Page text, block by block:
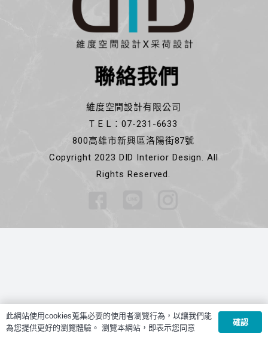
聯絡我們
維度空間設計有限公司
T E L：07-231-6633
800高雄市新興區洛陽街87號
Copyright 2023 DID Interior Design. All
Rights Reserved.
此網站使用cookies蒐集必要的使用者瀏覽行為，以讓我們能
為您提供更好的瀏覽體驗。 瀏覽本網站，即表示您同意
確認